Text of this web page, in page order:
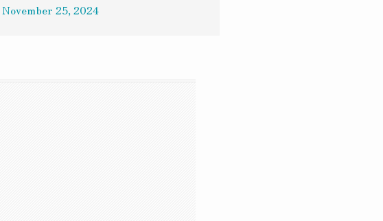
November 25, 2024